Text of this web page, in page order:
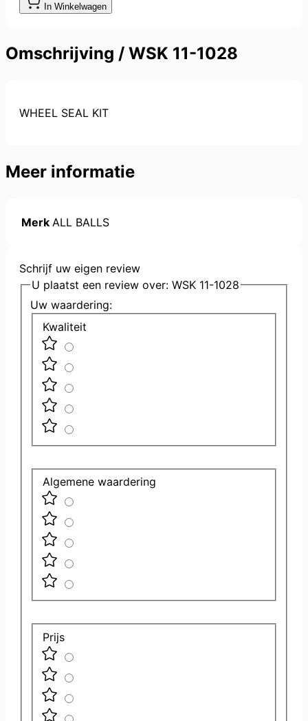
In Winkelwagen
Omschrijving / WSK 11-1028
WHEEL SEAL KIT
Meer informatie
Merk ALL BALLS
Schrijf uw eigen review
U plaatst een review over: WSK 11-1028
Uw waardering:
Kwaliteit
Algemene waardering
Prijs